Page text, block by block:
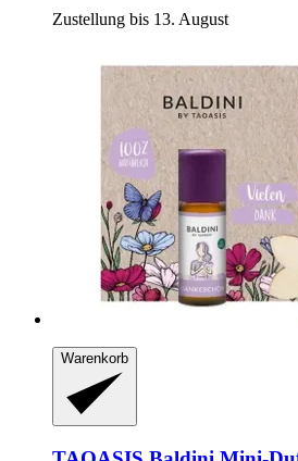
Zustellung bis 13. August
Warenkorb